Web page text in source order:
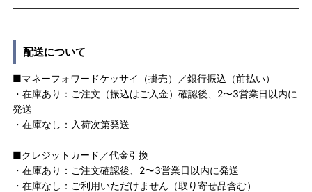
配送について
■マネーフォワードケッサイ（掛売）／銀行振込（前払い）
・在庫あり：ご注文（振込はご入金）確認後、2〜3営業日以内に
発送
・在庫なし：入荷次第発送
■クレジットカード／代金引換
・在庫あり：ご注文確認後、2〜3営業日以内に発送
・在庫なし：ご利用いただけません（取り寄せ品含む）